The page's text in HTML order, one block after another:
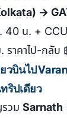
→
40 น. +
าคาไป-กลับ
วบินไป
ริปเดียว
วม Sarnath